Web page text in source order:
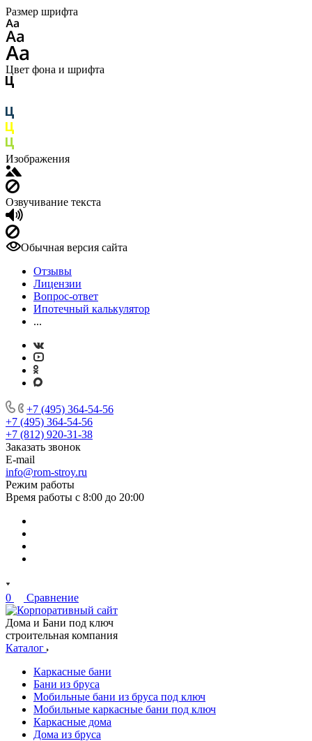
Размер шрифта
Цвет фона и шрифта
Изображения
Озвучивание текста
Обычная версия сайта
Отзывы
Лицензии
Вопрос-ответ
Ипотечный калькулятор
...
+7 (495) 364-54-56
+7 (495) 364-54-56
+7 (812) 920-31-38
Заказать звонок
E-mail
info@rom-stroy.ru
Режим работы
Время работы с 8:00 до 20:00
0 Сравнение
Дома и Бани под ключ
строительная компания
Каталог
Каркасные бани
Бани из бруса
Мобильные бани из бруса под ключ
Мобильные каркасные бани под ключ
Каркасные дома
Дома из бруса